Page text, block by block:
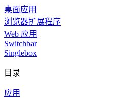
桌面应用
浏览器扩展程序
Web 应用
Switchbar
Singlebox
目录
应用